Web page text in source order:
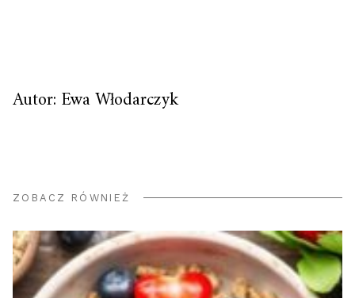
Autor: Ewa Włodarczyk
ZOBACZ RÓWNIEŻ